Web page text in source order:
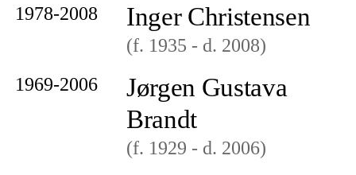
1978-2008
Inger Christensen
(f. 1935 - d. 2008)
1969-2006
Jørgen Gustava
Brandt
(f. 1929 - d. 2006)